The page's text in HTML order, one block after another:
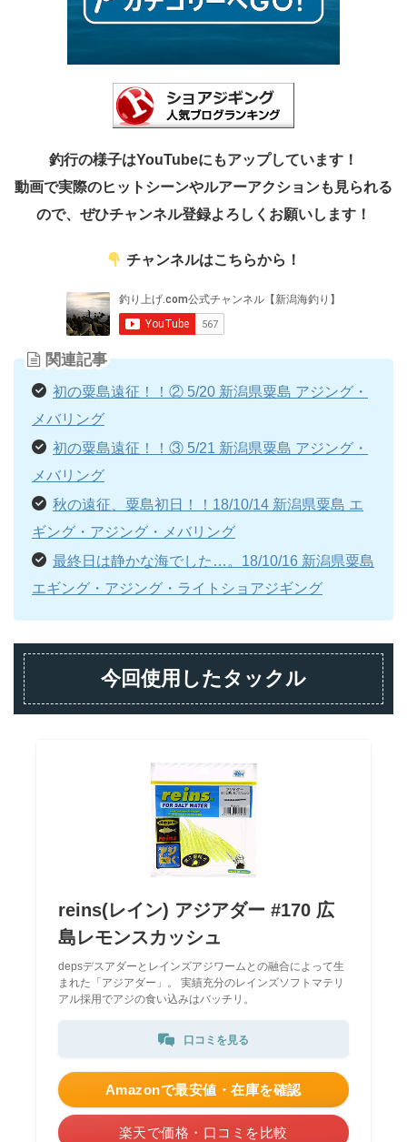
釣行の様子はYouTubeにもアップしています！
動画で実際のヒットシーンやルアーアクションも見られる
ので、ぜひチャンネル登録よろしくお願いします！
チャンネルはこちらから！
関連記事
初の粟島遠征！！② 5/20 新潟県粟島 アジング・
メバリング
初の粟島遠征！！③ 5/21 新潟県粟島 アジング・
メバリング
秋の遠征、粟島初日！！18/10/14 新潟県粟島 エ
ギング・アジング・メバリング
最終日は静かな海でした…。18/10/16 新潟県粟島
エギング・アジング・ライトショアジギング
今回使用したタックル
reins(レイン) アジアダー #170 広
島レモンスカッシュ
depsデスアダーとレインズアジワームとの融合によって生
まれた「アジアダー」。 実績充分のレインズソフトマテリ
アル採用でアジの食い込みはバッチリ。
口コミを見る
Amazonで最安値・在庫を確認
楽天で価格・口コミを比較